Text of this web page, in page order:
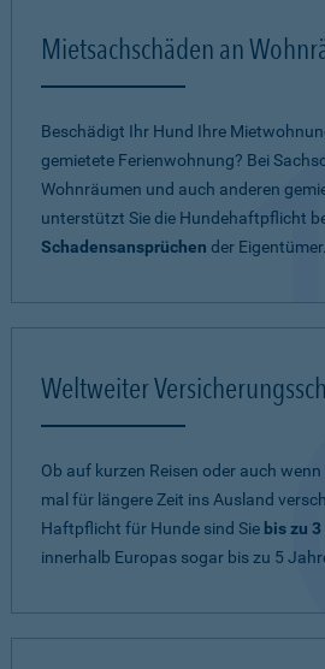
Mietsachschäden an
Beschädigt Ihr Hund Ihre
gemietete Ferienwohnung? Bei
Wohnräumen und auch anderen
unterstützt Sie die Hundehaftpflicht
Schadensansprüchen der Eigentümer.
Weltweiter
Ob auf kurzen Reisen oder auch
mal für längere Zeit ins Ausland
Haftpflicht für Hunde sind Sie bis zu
innerhalb Europas sogar bis zu 5